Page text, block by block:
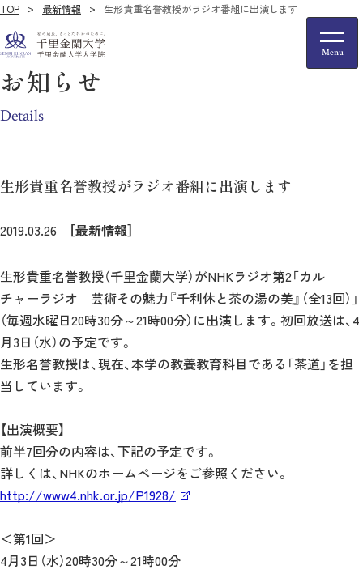
TOP 最新情報 生形貴重名誉教授がラジオ番組に出演します
お知らせ
Details
生形貴重名誉教授がラジオ番組に出演します
2019.03.26 ［最新情報］
生形貴重名誉教授（千里金蘭大学）がNHKラジオ第2「カル
チャーラジオ 芸術その魅力『千利休と茶の湯の美』（全13回）」
（毎週水曜日20時30分～21時00分）に出演します。初回放送は、4
月3日（水）の予定です。
生形名誉教授は、現在、本学の教養教育科目である「茶道」を担
当しています。
【出演概要】
前半7回分の内容は、下記の予定です。
詳しくは、NHKのホームページをご参照ください。
http://www4.nhk.or.jp/P1928/
＜第1回＞
4月3日（水）20時30分～21時00分